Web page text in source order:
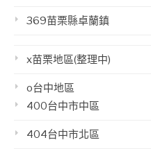
369苗栗縣卓蘭鎮
x苗栗地區(整理中)
o台中地區
400台中市中區
404台中市北區